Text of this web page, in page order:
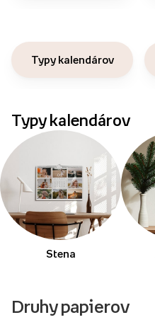
Typy kalendárov
Typy kalendárov
Stena
Druhy papierov